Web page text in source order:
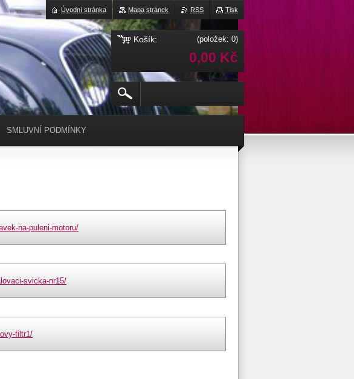
na-puleni-motoru/
svicka-nr15/
filtr1/
SMLUVNÍ PODMÍNKY
Tisk
RSS
Mapa stránek
Úvodní stránka
Košík: (položek: 0)
0,00 Kč